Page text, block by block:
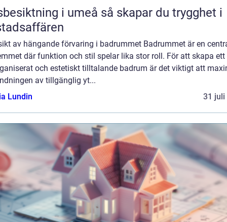
i umeå så skapar du trygghet i
av hängande förvaring i badrummet Badrummet är en
där funktion och stil spelar lika stor roll. För att skapa ett
och estetiskt tilltalande badrum är det viktigt att
av tillgänglig yt...
Lundin
31 juli